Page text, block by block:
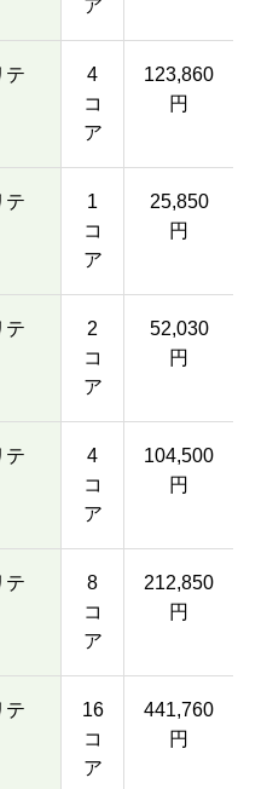
ア
テ
4
コ
ア
123,860
円
テ
1
コ
ア
25,850
円
テ
2
コ
ア
52,030
円
テ
4
コ
ア
104,500
円
テ
8
コ
ア
212,850
円
テ
16
コ
ア
441,760
円